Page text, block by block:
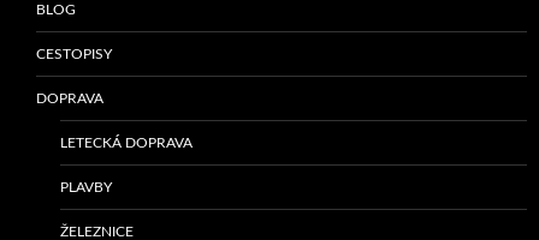
BLOG
CESTOPISY
DOPRAVA
LETECKÁ DOPRAVA
PLAVBY
ŽELEZNICE